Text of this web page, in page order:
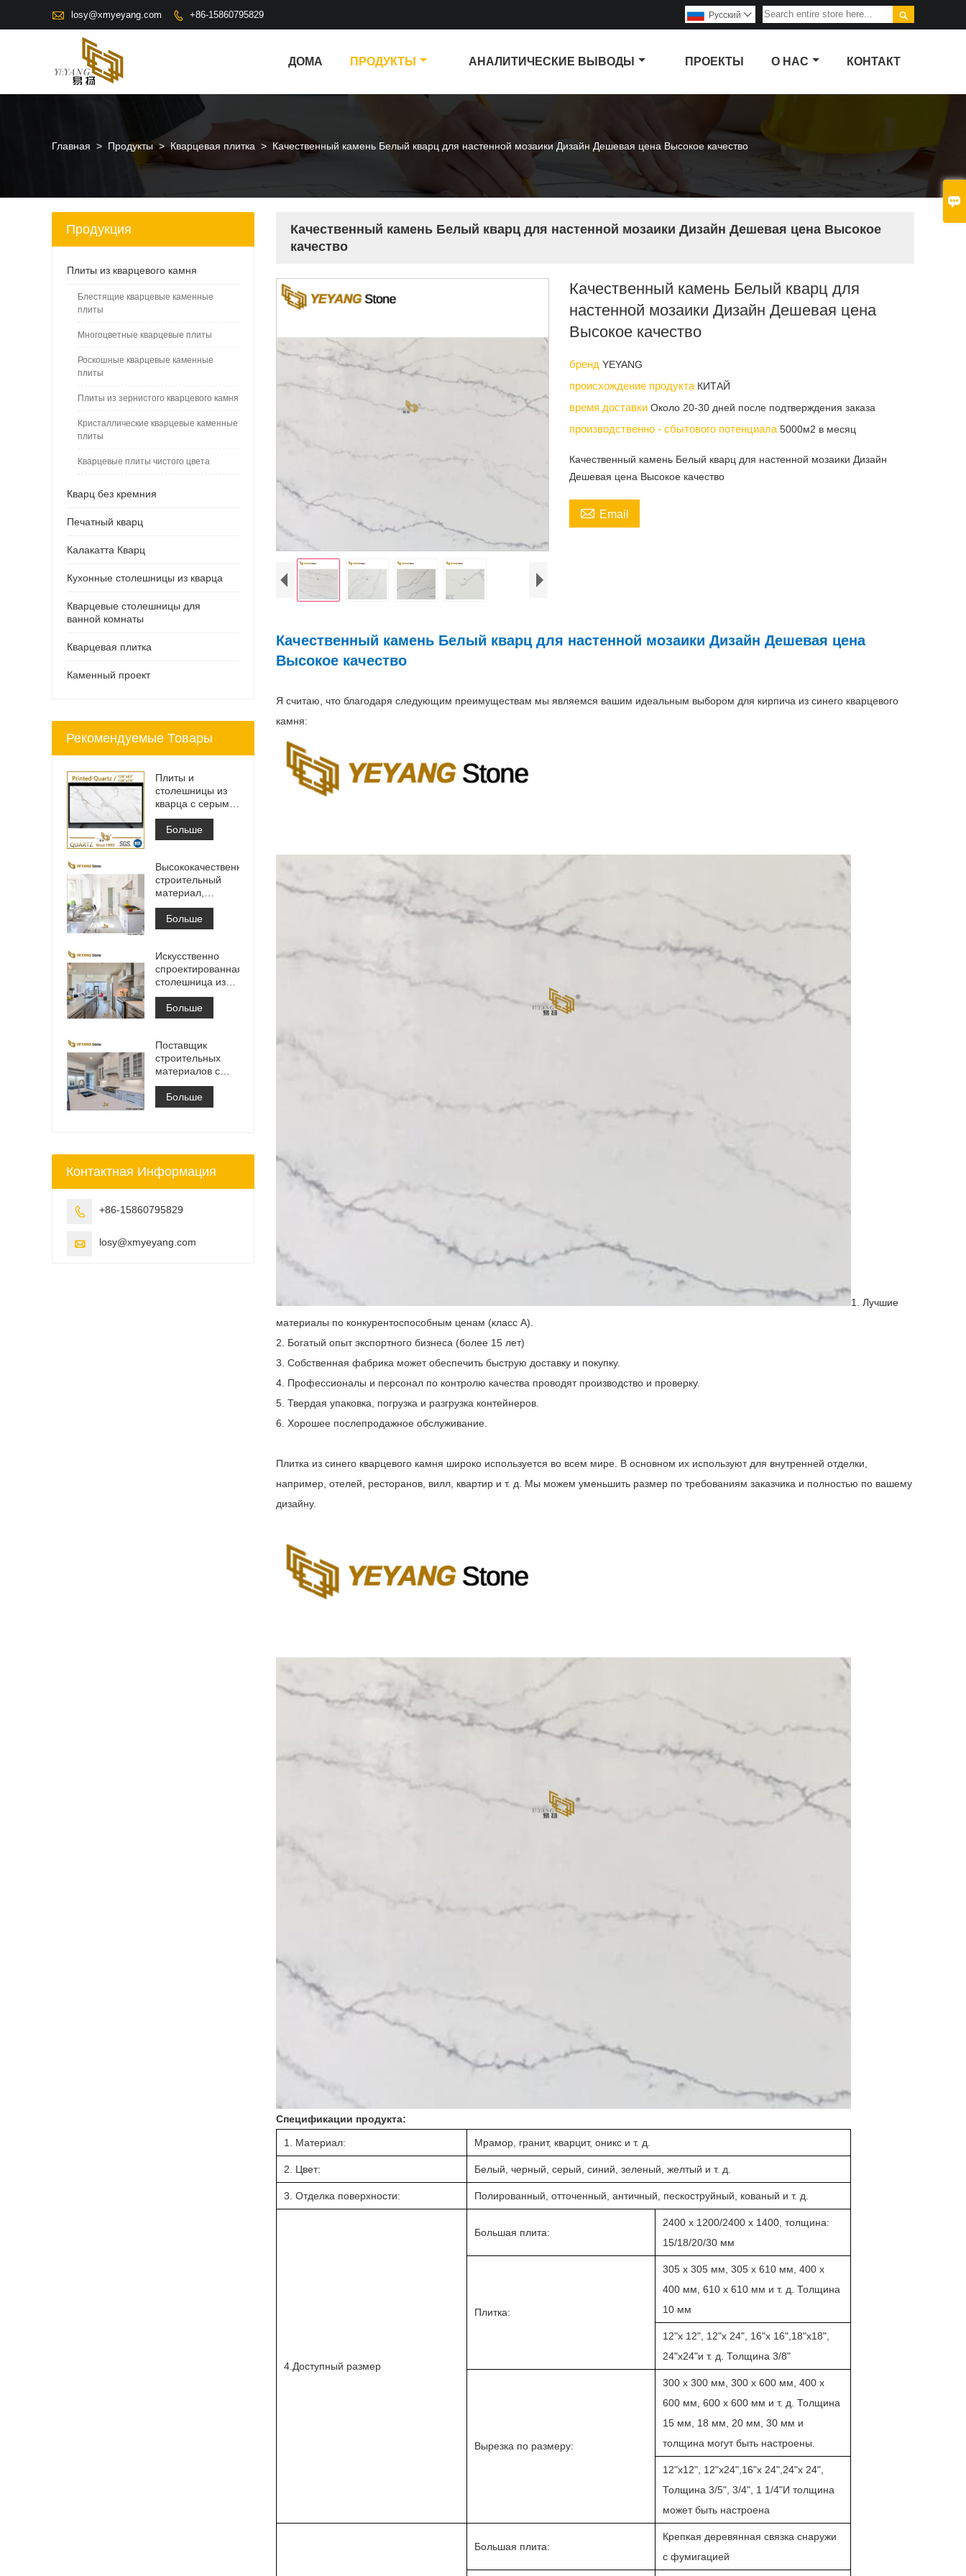

 losy@xmyeyang.com  +86-15860795829 
Pусский 
ДОМА ПРОДУКТЫ АНАЛИТИЧЕСКИЕ ВЫВОДЫ ПРОЕКТЫ О НАС КОНТАКТ
Главная > Продукты > Кварцевая плитка > Качественный камень Белый кварц для настенной мозаики Дизайн Дешевая цена Высокое качество
Качественный камень Белый кварц для настенной мозаики Дизайн Дешевая цена Высокое
качество
Качественный камень Белый кварц для
настенной мозаики Дизайн Дешевая цена
Высокое качество
брендYEYANG
происхождение продукта КИТАЙ
время доставкиОколо 20-30 дней после подтверждения заказа
производственно - сбытового потенциала5000м2 в месяц
Качественный камень Белый кварц для настенной мозаики Дизайн
Дешевая цена Высокое качество
 Email
Качественный камень Белый кварц для настенной мозаики Дизайн Дешевая цена
Высокое качество
Я считаю, что благодаря следующим преимуществам мы являемся вашим идеальным выбором для кирпича из синего кварцевого
камня:
1. Лучшие
материалы по конкурентоспособным ценам (класс А).
2. Богатый опыт экспортного бизнеса (более 15 лет)
3. Собственная фабрика может обеспечить быструю доставку и покупку.
4. Профессионалы и персонал по контролю качества проводят производство и проверку.
5. Твердая упаковка, погрузка и разгрузка контейнеров.
6. Хорошее послепродажное обслуживание.
Плитка из синего кварцевого камня широко используется во всем мире. В основном их используют для внутренней отделки,
например, отелей, ресторанов, вилл, квартир и т. д. Мы можем уменьшить размер по требованиям заказчика и полностью по вашему
дизайну.
Спецификации продукта:
1. Материал: Мрамор, гранит, кварцит, оникс и т. д.
2. Цвет: Белый, черный, серый, синий, зеленый, желтый и т. д.
3. Отделка поверхности: Полированный, отточенный, античный, пескоструйный, кованый и т. д.
4.Доступный размер
Большая плита:
2400 x 1200/2400 x 1400, толщина:
15/18/20/30 мм
Плитка:
305 х 305 мм, 305 х 610 мм, 400 х
400 мм, 610 х 610 мм и т. д. Толщина
10 мм
12"х 12", 12"х 24", 16"х 16",18"х18",
24"х24"и т. д. Толщина 3/8"
Вырезка по размеру:
300 х 300 мм, 300 х 600 мм, 400 х
600 мм, 600 х 600 мм и т. д. Толщина
15 мм, 18 мм, 20 мм, 30 мм и
толщина могут быть настроены.
12"х12", 12"х24",16"х 24",24"х 24",
Толщина 3/5", 3/4", 1 1/4"И толщина
может быть настроена
Большая плита:
Крепкая деревянная связка снаружи
с фумигацией
Продукция
Плиты из кварцевого камня
Блестящие кварцевые каменные
плиты
Многоцветные кварцевые плиты
Роскошные кварцевые каменные
плиты
Плиты из зернистого кварцевого камня
Кристаллические кварцевые каменные
плиты
Кварцевые плиты чистого цвета
Кварц без кремния
Печатный кварц
Калакатта Кварц
Кухонные столешницы из кварца
Кварцевые столешницы для
ванной комнаты
Кварцевая плитка
Каменный проект
Рекомендуемые Товары
Плиты и
столешницы из
кварца с серыми
прожилками с
принтом | Кварц
с принтом по
PQ005
Больше
Высококачественный
строительный
материал,
каменная
напольная
плитка, светло-
проекты
Больше
Искусственно
спроектированная
столешница из
белого
кварцевого камня
Калакатта,
туалетного
столика и
рабочая плита
Больше
Поставщик
строительных
материалов с
твердой
поверхностью из
искусственного
Больше
Контактная Информация
 +86-15860795829
 losy@xmyeyang.com